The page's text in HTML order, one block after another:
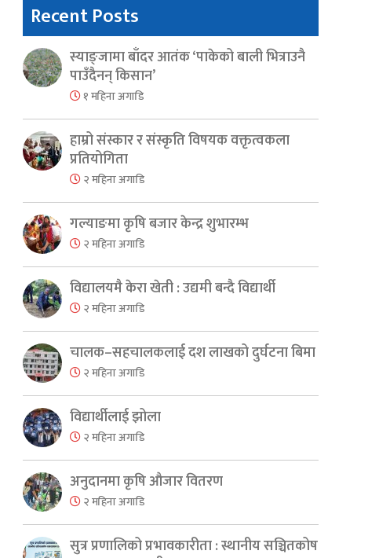
Recent Posts
स्याङ्जामा बाँदर आतंक ‘पाकेको बाली भित्राउनै
पाउँदैनन् किसान’
१ महिना अगाडि
हाम्रो संस्कार र संस्कृति विषयक वक्तृत्वकला
प्रतियोगिता
२ महिना अगाडि
गल्याङमा कृषि बजार केन्द्र शुभारम्भ
२ महिना अगाडि
विद्यालयमै केरा खेती : उद्यमी बन्दै विद्यार्थी
२ महिना अगाडि
चालक–सहचालकलाई दश लाखको दुर्घटना बिमा
२ महिना अगाडि
विद्यार्थीलाई झोला
२ महिना अगाडि
अनुदानमा कृषि औजार वितरण
२ महिना अगाडि
सुत्र प्रणालिको प्रभावकारीता : स्थानीय सञ्चितकोष